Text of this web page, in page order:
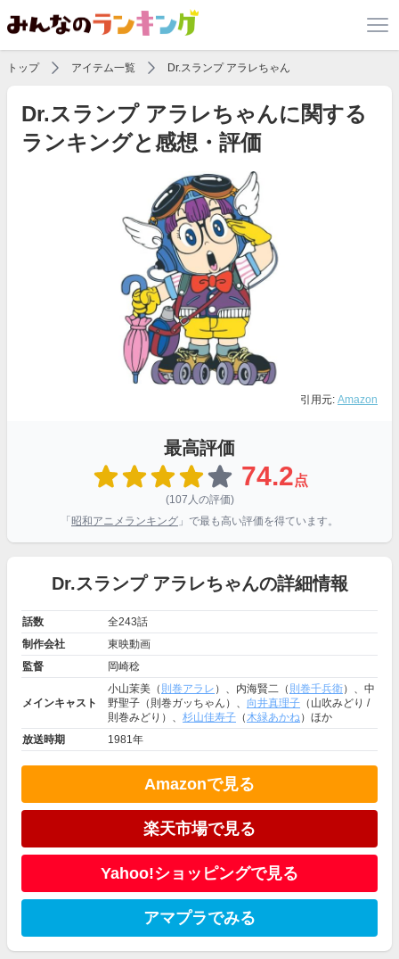
トップ アイテム一覧 Dr.スランプ アラレちゃん
Dr.スランプ アラレちゃんに関する
ランキングと感想・評価
引用元: Amazon
最高評価
74.2点
(107人の評価)
「 昭和アニメランキング 」で最も高い評価を得ています。
Dr.スランプ アラレちゃんの詳細情報
話数
全243話
制作会社
東映動画
監督
岡崎稔
メインキャスト
小山茉美（ 則巻アラレ ）、内海賢二（ 則巻千兵衛）、中
野聖子（則巻ガッちゃん）、 向井真理子 （山吹みどり /
則巻みどり）、 杉山佳寿子 （木緑あかね）ほか
放送時期
1981年
Amazonで見る
楽天市場で見る
Yahoo!ショッピングで見る
アマプラでみる